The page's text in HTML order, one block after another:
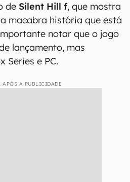
de Silent Hill f, que mostra
macabra história que está
notar que o jogo
lançamento, mas
Series e PC.
APÓS A PUBLICIDADE